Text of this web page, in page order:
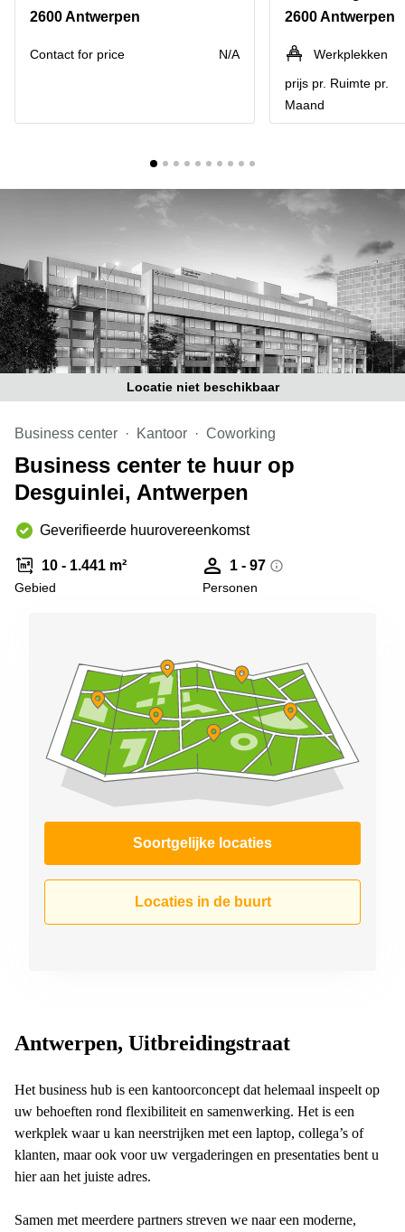
huren
Elsene
ruimtes te
te huur in
Hasselt
Location
centre
d'affaires
à Mons
virtueel
Antwerpen
Vergaderzaal
Antwerpen
Locaux
à louer en
Bruxelles
2600 Antwerpen
Contact for price N/A
2600 Antwerpen
Werkplekken
prijs pr. Ruimte pr.
Maand
Locatie niet beschikbaar
Business center Kantoor Coworking
Business center te huur op
Desguinlei, Antwerpen
Geverifieerde huurovereenkomst
10 - 1.441 m²
Gebied
1 - 97
Personen
Soortgelijke locaties
Locaties in de buurt
Antwerpen, Uitbreidingstraat
Het business hub is een kantoorconcept dat helemaal inspeelt op
uw behoeften rond flexibiliteit en samenwerking. Het is een
werkplek waar u kan neerstrijken met een laptop, collega’s of
klanten, maar ook voor uw vergaderingen en presentaties bent u
hier aan het juiste adres.
Samen met meerdere partners streven we naar een moderne,